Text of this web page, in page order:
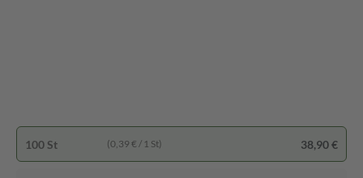
100 St (0,39 € / 1 St) 38,90 €